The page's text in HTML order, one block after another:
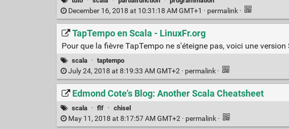
December 16, 2018 at 10:31:18 AM GMT+1 · permalink ·
TapTempo en Scala - LinuxFr.org
Pour que la fièvre TapTempo ne s'éteigne pas, voici une version
scala · taptempo
July 24, 2018 at 8:19:33 AM GMT+2 · permalink ·
Edmond Cote's Blog: Another Scala Cheatsheet
scala · flf · chisel
May 11, 2018 at 8:17:57 AM GMT+2 · permalink ·